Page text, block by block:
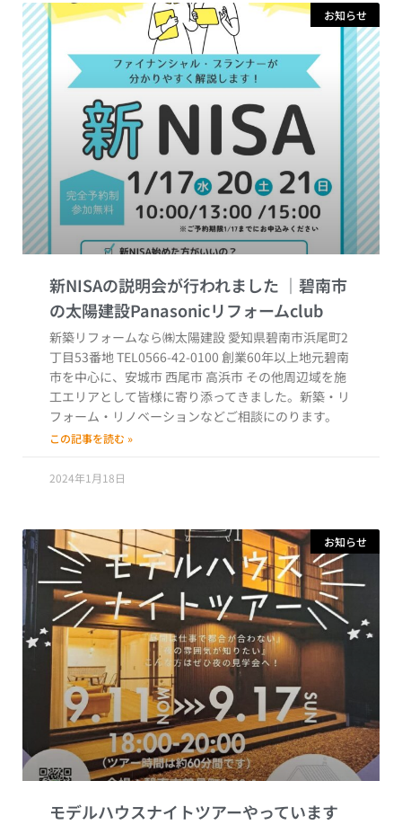
お知らせ
新NISAの説明会が行われました
新築リフォームなら㈱太陽建設 愛知県碧南市浜尾町2
丁目53番地 TEL0566-42-0100 創業60年以上地元碧南
市を中心に、安城市 西尾市 高浜市 その他周辺域を施
工エリアとして皆様に寄り添ってきました。新築・リ
フォーム・リノベーションなどご相談にのります。
この記事を読む »
2024年1月18日
お知らせ
モデルハウスナイトツアーやっています